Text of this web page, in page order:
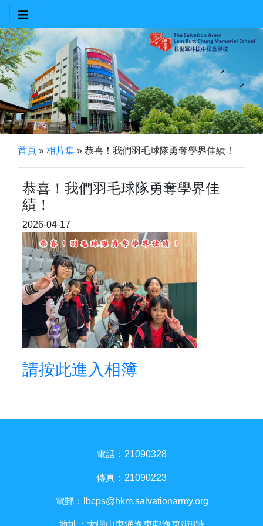
首頁 » 相片集 » 恭喜！我們羽毛球隊勇奪學界佳績！
恭喜！我們羽毛球隊勇奪學界佳
績！
2026-04-17
請按此進入相簿
電話：21090328
傳真：21090223
電郵： lbcps@hkm.salvationarmy.org